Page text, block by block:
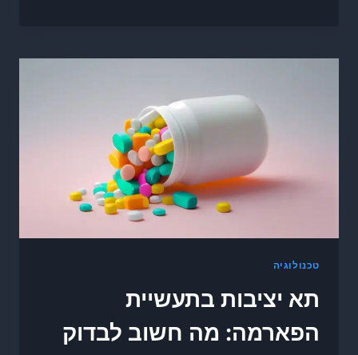
טכנולוגיה
תא יציבות בתעשיית
הפארמה: מה חשוב לבדוק